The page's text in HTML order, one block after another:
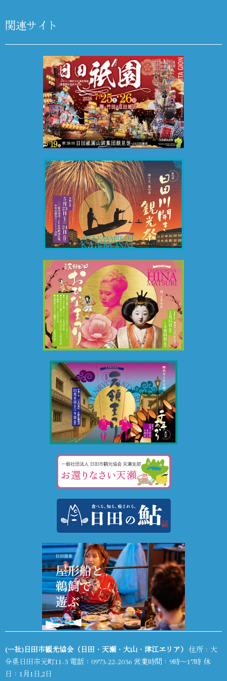
関連サイト
(一社)日田市観光協会（日田・天瀬・大山・津江エリア） 住所：大
分県日田市元町11-3 電話： 0973-22-2036 営業時間：9時～17時 休
日：1月1日,2日